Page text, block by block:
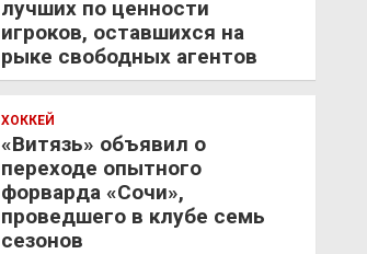
лучших по ценности
игроков, оставшихся на
рыке свободных агентов
ХОККЕЙ
«Витязь» объявил о
переходе опытного
форварда «Сочи»,
проведшего в клубе семь
сезонов